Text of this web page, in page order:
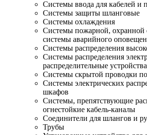
Системы ввода для кабелей и
Системы защиты шланговые
Системы охлаждения
Системы пожарной, охранной
системы аварийного
Системы распределения
Системы распределения
распределительные устройства
Системы скрытой проводки
Системы электрических
шкафов
Системы, препятствующие
огнестойкие кабель-каналы
Соединители для шлангов и
Трубы